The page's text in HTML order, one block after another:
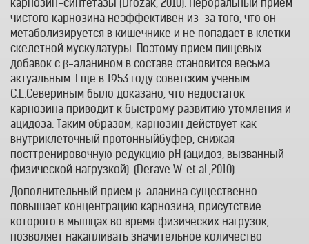
карнозин-синтетазы (Drozak, 2010). Пероральный прием
чистого карнозина неэффективен из-за того, что он
метаболизируется в кишечнике и не попадает в клетки
скелетной мускулатуры. Поэтому прием пищевых
добавок с β-аланином в составе становится весьма
актуальным. Еще в 1953 году советским ученым
С.Е.Севериным было доказано, что недостаток
карнозина приводит к быстрому развитию утомления и
ацидоза. Таким образом, карнозин действует как
внутриклеточный протонныйбуфер, снижая
посттренировочную редукцию pH (ацидоз, вызванный
физической нагрузкой). (Derave W. et al.,2010)
Дополнительный прием β-аланина существенно
повышает концентрацию карнозина, присутствие
которого в мышцах во время физических нагрузок,
позволяет накапливать значительное количество